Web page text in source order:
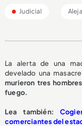
Judicial
La alerta de una
develado una
murieron tres
fuego.
Lea también:
comerciantes del